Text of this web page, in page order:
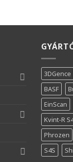
3DGence
BASF
EinScan
Kvint-R
Phrozen
S4S